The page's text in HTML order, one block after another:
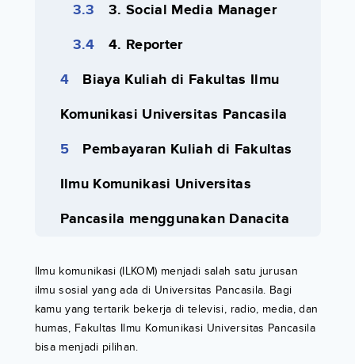
3. Social Media Manager
4. Reporter
Biaya Kuliah di Fakultas Ilmu
Komunikasi Universitas Pancasila
Pembayaran Kuliah di Fakultas
Ilmu Komunikasi Universitas
Pancasila menggunakan Danacita
Ilmu komunikasi (ILKOM) menjadi salah satu jurusan
ilmu sosial yang ada di Universitas Pancasila. Bagi
kamu yang tertarik bekerja di televisi, radio, media, dan
humas, Fakultas Ilmu Komunikasi Universitas Pancasila
bisa menjadi pilihan.